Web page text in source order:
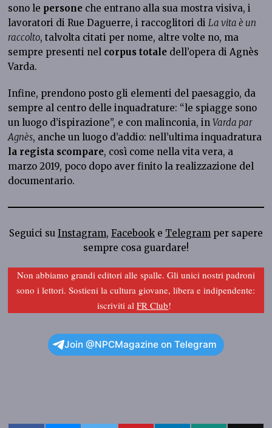
sono le persone che entrano alla sua mostra visiva, i
lavoratori di Rue Daguerre, i raccoglitori di La vita è un
raccolto, talvolta citati per nome, altre volte no, ma
sempre presenti nel corpus totale dell’opera di Agnès
Varda.
Infine, prendono posto gli elementi del paesaggio, da
sempre al centro delle inquadrature: “le spiagge sono
un luogo d’ispirazione”, e con malinconia, inVarda par
Agnès, anche un luogo d’addio: nell’ultima inquadratura
la regista scompare, così come nella vita vera, a
marzo 2019, poco dopo aver finito la realizzazione del
documentario.
Seguici su Instagram, Facebooke Telegram per sapere
sempre cosa guardare!
Non abbiamo grandi editori alle spalle. Gli unici nostri padroni
sono i lettori. Sostieni la cultura giovane, libera e indipendente:
iscriviti alFR Club!
Join @NPCMagazine on Telegram